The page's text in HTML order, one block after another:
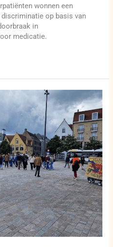
wonnen een
op basis van
in
medicatie.